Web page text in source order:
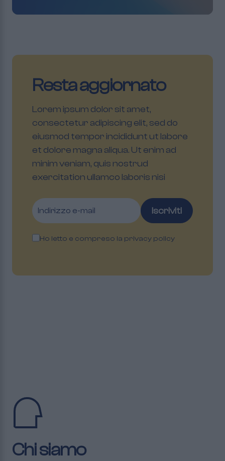
Resta aggiornato
Lorem ipsum dolor sit amet,
consectetur adipiscing elit, sed do
eiusmod tempor incididunt ut labore
et dolore magna aliqua. Ut enim ad
minim veniam, quis nostrud
exercitation ullamco laboris nisi
Iscriviti
Ho letto e compreso la privacy policy
Chi siamo